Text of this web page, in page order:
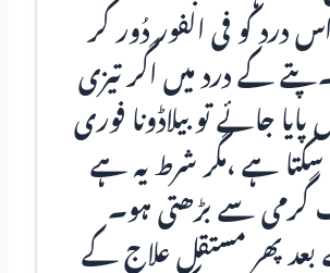
درد کو فی الفور دُور کر
کے درد میں اگر تیزی
پایا جائے تو بیلاڈونا فوری
سکتا ہے ،مگر شرط یہ ہے
گرمی سے بڑھتی ہو۔
بعد پھر مستقل علاج کے